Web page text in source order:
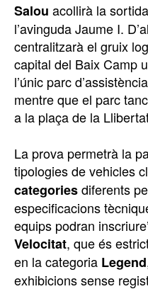
Salou acollirà la
l’avinguda Jaume I.
centralitzarà el gruix
capital del Baix Camp
l’únic parc
mentre que el parc
a la plaça de la
La prova permetrà la
tipologies de vehicles
categoriesdiferents
especificacions
equips podran
Velocitat, que és
en la categoria Legend
exhibicions sense